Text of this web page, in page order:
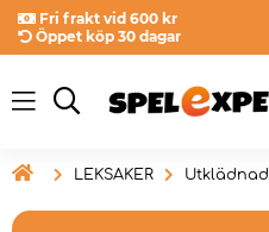
Fri frakt vid 600 kr
Öppet köp 30 dagar
 LEKSAKER Utklädnad